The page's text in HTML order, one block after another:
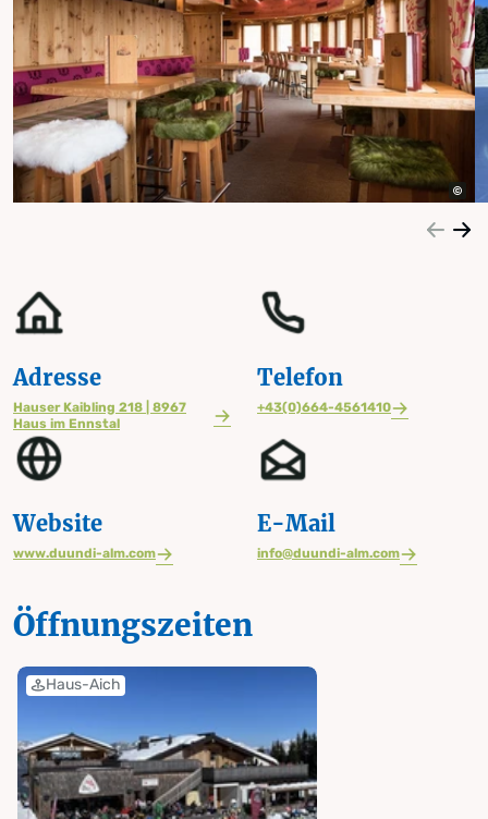
Adresse
Hauser Kaibling 218 | 8967
Haus im Ennstal
Telefon
+43(0)664-4561410
Website
www.duundi-alm.com
E-Mail
info@duundi-alm.com
Öffnungszeiten
Haus-Aich